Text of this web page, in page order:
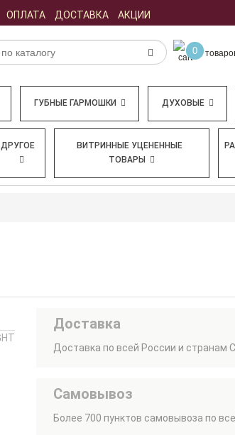
ОПЛАТА ДОСТАВКА АКЦИИ
0
ГУБНЫЕ ГАРМОШКИ ДУХОВЫЕ
ДРУГОЕ
ВИТРИННЫЕ УЦЕНЕННЫЕ
ТОВАРЫ
Доставка
Доставка по всей России и странам
Самовывоз
Более 700 пунктов самовывоза по